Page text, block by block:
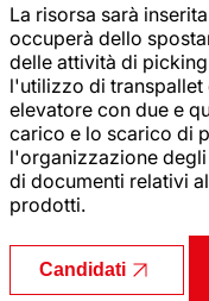
La risorsa sarà
occuperà dello
delle attività di
l'utilizzo di transpallet
elevatore con due e
carico e lo scarico di
l'organizzazione
di documenti relativi
prodotti.
Candidati